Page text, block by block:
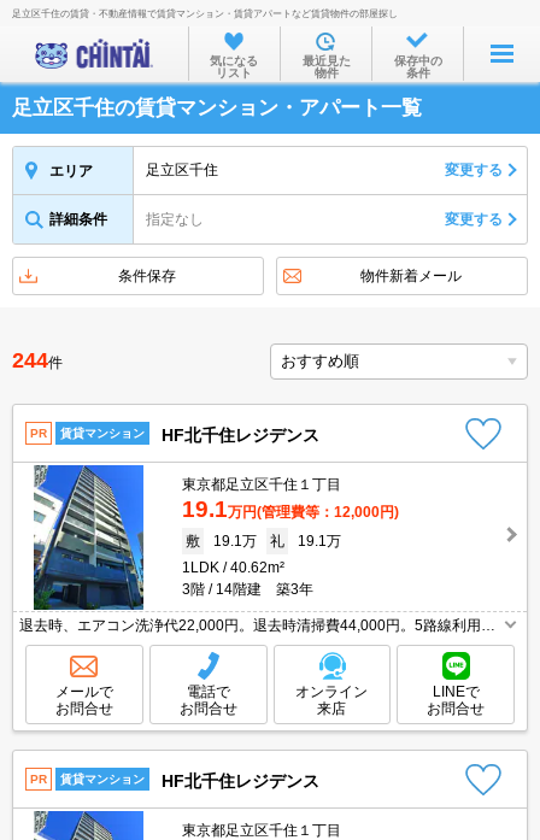
お部屋を探す
沿線・駅から
住所から
物件特集から
不動産会社から
TOP
足立区千住の賃貸・不動産情報で賃貸マンション・賃貸アパートなど賃貸物件の部屋探し
気になる
リスト
最近見た
物件
保存中の
条件
足立区千住の賃貸マンション・アパート一覧
エリア 足立区千住 変更する
詳細条件 指定なし 変更する
条件保存 物件新着メール
244件
PR 賃貸マンション HF北千住レジデンス
東京都足立区千住１丁目
19.1万円(管理費等：12,000円)
敷
19.1万 礼
19.1万
1LDK
40.62m²
3階
14階建 築3年
退去時、エアコン洗浄代22,000円。退去時清掃費44,000円。5路線利用
可。インターネット無料。エアコン2基付き。追い焚き付き。ウォークイ
ンクローゼット付き。追い焚き付き。鉄筋コンクリート造。
メールで
お問合せ
電話で
お問合せ
オンライン
来店
LINEで
お問合せ
PR 賃貸マンション HF北千住レジデンス
東京都足立区千住１丁目